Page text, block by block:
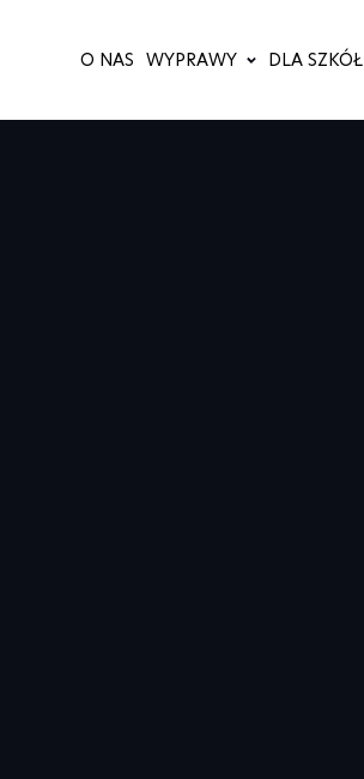
O NAS WYPRAWY DLA SZKÓŁ